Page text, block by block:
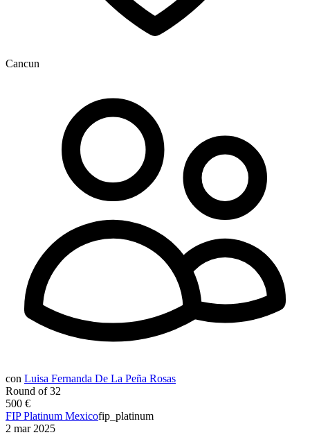
Cancun
con Luisa Fernanda De La Peña Rosas
Round of 32
500 €
FIP Platinum Mexicofip_platinum
2 mar 2025